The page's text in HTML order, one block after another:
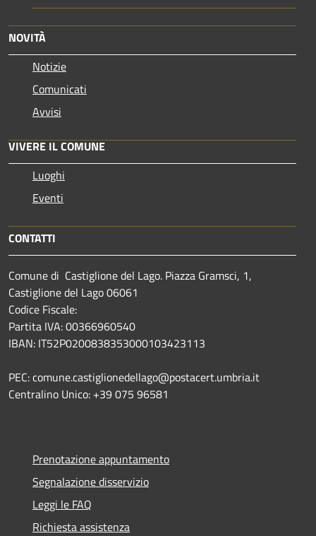
NOVITÀ
Notizie
Comunicati
Avvisi
VIVERE IL COMUNE
Luoghi
Eventi
CONTATTI
Comune di Castiglione del Lago. Piazza Gramsci, 1,
Castiglione del Lago 06061
Codice Fiscale:
Partita IVA: 00366960540
IBAN: IT52P0200838353000103423113
PEC: comune.castiglionedellago@postacert.umbria.it
Centralino Unico: +39 075 96581
Prenotazione appuntamento
Segnalazione disservizio
Leggi le FAQ
Richiesta assistenza